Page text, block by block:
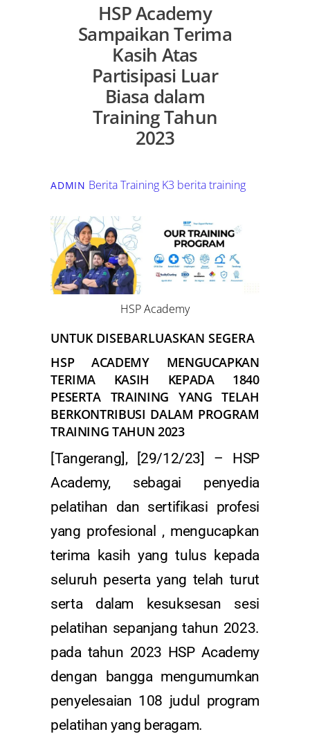
HSP Academy
Sampaikan Terima
Kasih Atas
Partisipasi Luar
Biasa dalam
Training Tahun
2023
ADMIN Berita Training K3 berita training
HSP Academy
UNTUK DISEBARLUASKAN SEGERA
HSP ACADEMY MENGUCAPKAN
TERIMA KASIH KEPADA 1840
PESERTA TRAINING YANG TELAH
BERKONTRIBUSI DALAM PROGRAM
TRAINING TAHUN 2023
[Tangerang], [29/12/23] – HSP
Academy, sebagai penyedia
pelatihan dan sertifikasi profesi
yang profesional , mengucapkan
terima kasih yang tulus kepada
seluruh peserta yang telah turut
serta dalam kesuksesan sesi
pelatihan sepanjang tahun 2023.
pada tahun 2023 HSP Academy
dengan bangga mengumumkan
penyelesaian 108 judul program
pelatihan yang beragam.